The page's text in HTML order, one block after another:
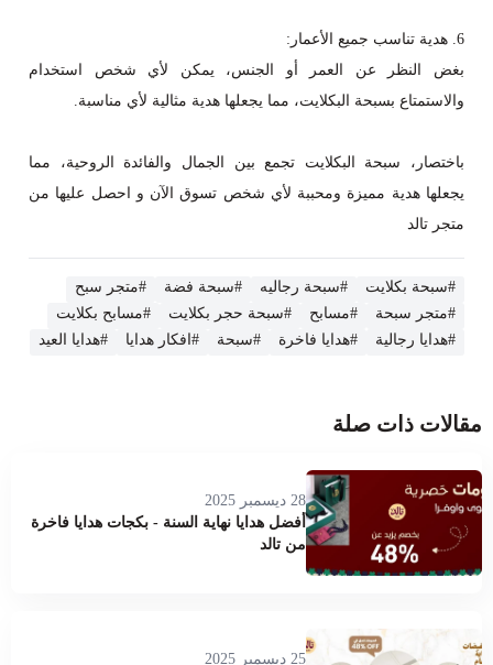
6. هدية تناسب جميع الأعمار:
بغض النظر عن العمر أو الجنس، يمكن لأي شخص استخدام
والاستمتاع بسبحة البكلايت، مما يجعلها هدية مثالية لأي مناسبة.
باختصار، سبحة البكلايت تجمع بين الجمال والفائدة الروحية، مما
يجعلها هدية مميزة ومحببة لأي شخص تسوق الآن و احصل عليها من
متجر تالد
#سبحة بكلايت #سبحة رجاليه #سبحة فضة
#متجر سبح
#متجر سبحة
#مسابح #سبحة حجر بكلايت
#مسابح بكلايت
#هدايا رجالية
#هدايا فاخرة #سبحة #افكار هدايا #هدايا العيد
مقالات ذات صلة
28 ديسمبر 2025
أفضل هدايا نهاية السنة - بكجات هدايا فاخرة
من تالد
25 ديسمبر 2025